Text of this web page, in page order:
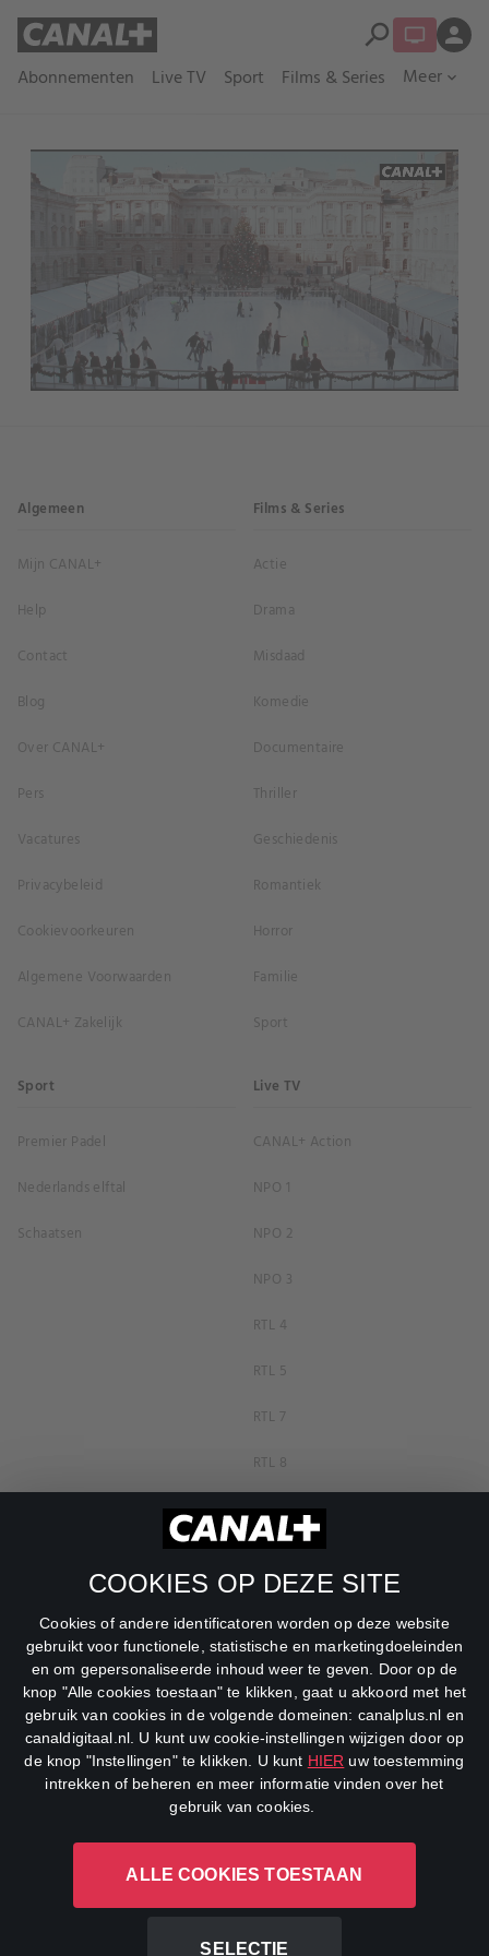
COOKIES OP DEZE SITE
Cookies of andere identificatoren worden op deze website
gebruikt voor functionele, statistische en marketingdoeleinden
en om gepersonaliseerde inhoud weer te geven. Door op de
knop "Alle cookies toestaan" te klikken, gaat u akkoord met het
gebruik van cookies in de volgende domeinen: canalplus.nl en
canaldigitaal.nl. U kunt uw cookie-instellingen wijzigen door op
de knop "Instellingen" te klikken. U kunt HIER uw toestemming
intrekken of beheren en meer informatie vinden over het
gebruik van cookies.
ALLE COOKIES TOESTAAN
SELECTIE
Abonnementen Live TV Sport Films & Series Meer expand_more
search person
Algemeen
Mijn CANAL+
Help
Contact
Blog
Over CANAL+
Pers
Vacatures
Privacybeleid
Cookievoorkeuren
Algemene Voorwaarden
CANAL+ Zakelijk
Films & Series
Actie
Drama
Misdaad
Komedie
Documentaire
Thriller
Geschiedenis
Romantiek
Horror
Familie
Sport
Sport
Premier Padel
Nederlands elftal
Schaatsen
Live TV
CANAL+ Action
NPO 1
NPO 2
NPO 3
RTL 4
RTL 5
RTL 7
RTL 8
RTL Z
SBS6
Net5
Veronica
DreamWorks Channel